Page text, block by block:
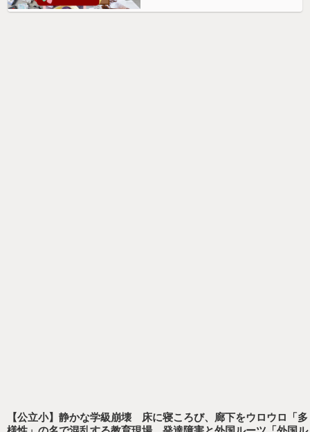
【公立小】静かな学級崩壊 床に寝ころび、廊下をウロウロ「多